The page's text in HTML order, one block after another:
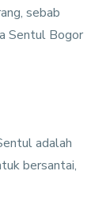
sebab
Sentul Bogor
adalah
bersantai,